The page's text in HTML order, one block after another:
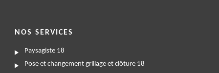
NOS SERVICES
Paysagiste 18
Pose et changement grillage et clôture 18